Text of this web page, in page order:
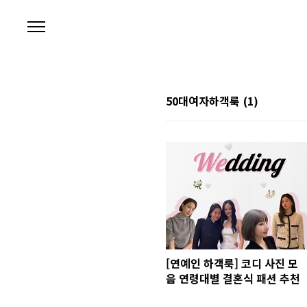
50대여자하객룩 (1)
[연예인 하객룩] 코디 사진 모
음 연령대별 결혼식 패션 추천